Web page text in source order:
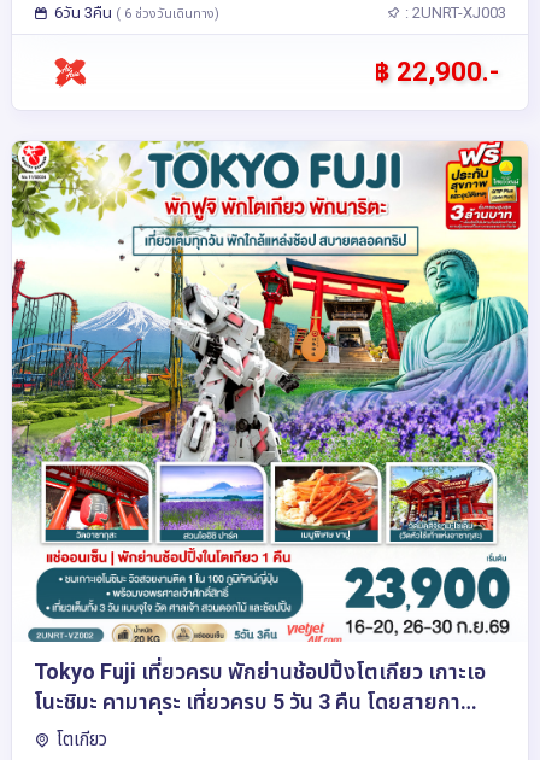
6วัน 3คืน ( 6 ช่วงวันเดินทาง) : 2UNRT-XJ003
฿ 22,900.-
Tokyo Fuji เที่ยวครบ พักย่านช้อปปิ้งโตเกียว เกาะเอ
โนะชิมะ คามาคุระ เที่ยวครบ 5 วัน 3 คืน โดยสายกา
รบินเวียตเจ็ทแอร์ [VZ]
โตเกียว